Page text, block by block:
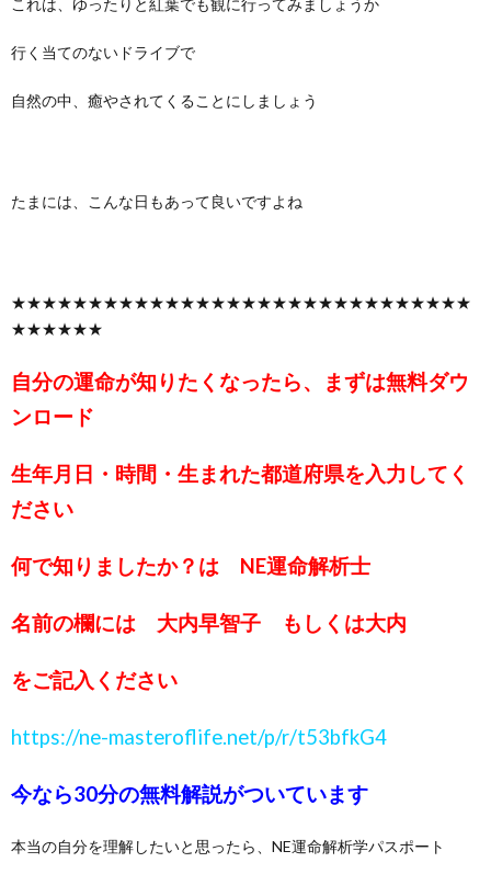
これは、ゆったりと紅葉でも観に行ってみましょうか
行く当てのないドライブで
自然の中、癒やされてくることにしましょう
たまには、こんな日もあって良いですよね
★★★★★★★★★★★★★★★★★★★★★★★★★★★★★★
★★★★★★
自分の運命が知りたくなったら、まずは無料ダウ
ンロード
生年月日・時間・生まれた都道府県を入力してく
ださい
何で知りましたか？は NE運命解析士
名前の欄には 大内早智子 もしくは大内
をご記入ください
https://ne-masteroflife.net/p/r/t53bfkG4
今なら30分の無料解説がついています
本当の自分を理解したいと思ったら、NE運命解析学パスポート